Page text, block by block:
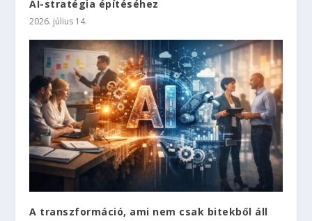
AI-stratégia építéséhez
2026. július 14.
A transzformáció, ami nem csak bitekből áll